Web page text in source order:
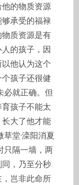
的物质资源
承受的福禄
质资源是有
的孩子，因
他认为这个
孩子还很健
必就正确。但
孩子不能太
大了他才能
堂·滦阳消夏
只隔一墙，两
，乃至分秒
岂非此命所